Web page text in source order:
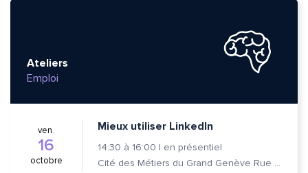
Ateliers
Emploi
ven.
16
octobre
Mieux utiliser LinkedIn
14:30 à 16:00 | en présentiel
Cité des Métiers du Grand Genève Rue Prévost-Martin 6 1205 Genève